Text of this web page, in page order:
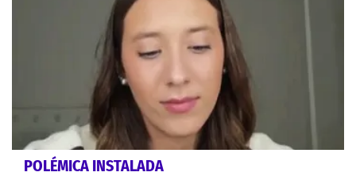
POLÉMICA INSTALADA